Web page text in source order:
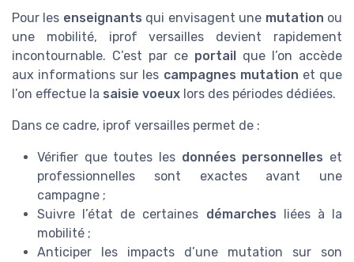
Pour les enseignants qui envisagent une mutation ou
une mobilité, iprof versailles devient rapidement
incontournable. C’est par ce portail que l’on accède
aux informations sur les campagnes mutation et que
l’on effectue la saisie voeux lors des périodes dédiées.
Dans ce cadre, iprof versailles permet de :
Vérifier que toutes les données personnelles et
professionnelles sont exactes avant une
campagne ;
Suivre l’état de certaines démarches liées à la
mobilité ;
Anticiper les impacts d’une mutation sur son